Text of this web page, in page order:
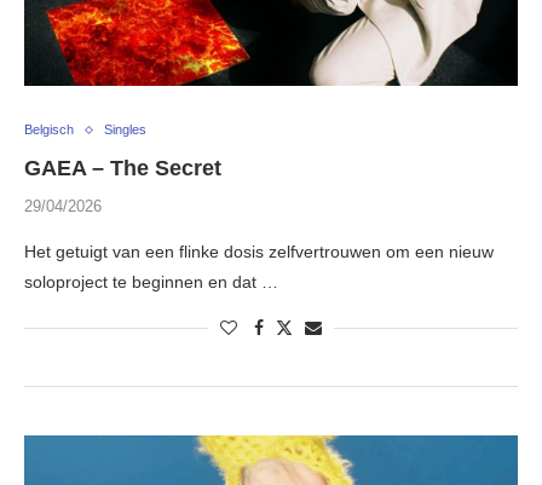
Belgisch Singles
GAEA – The Secret
29/04/2026
Het getuigt van een flinke dosis zelfvertrouwen om een nieuw
soloproject te beginnen en dat …